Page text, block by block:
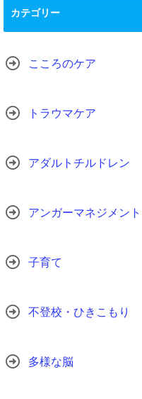
カテゴリー
こころのケア
トラウマケア
アダルトチルドレン
アンガーマネジメント
子育て
不登校・ひきこもり
多様な脳